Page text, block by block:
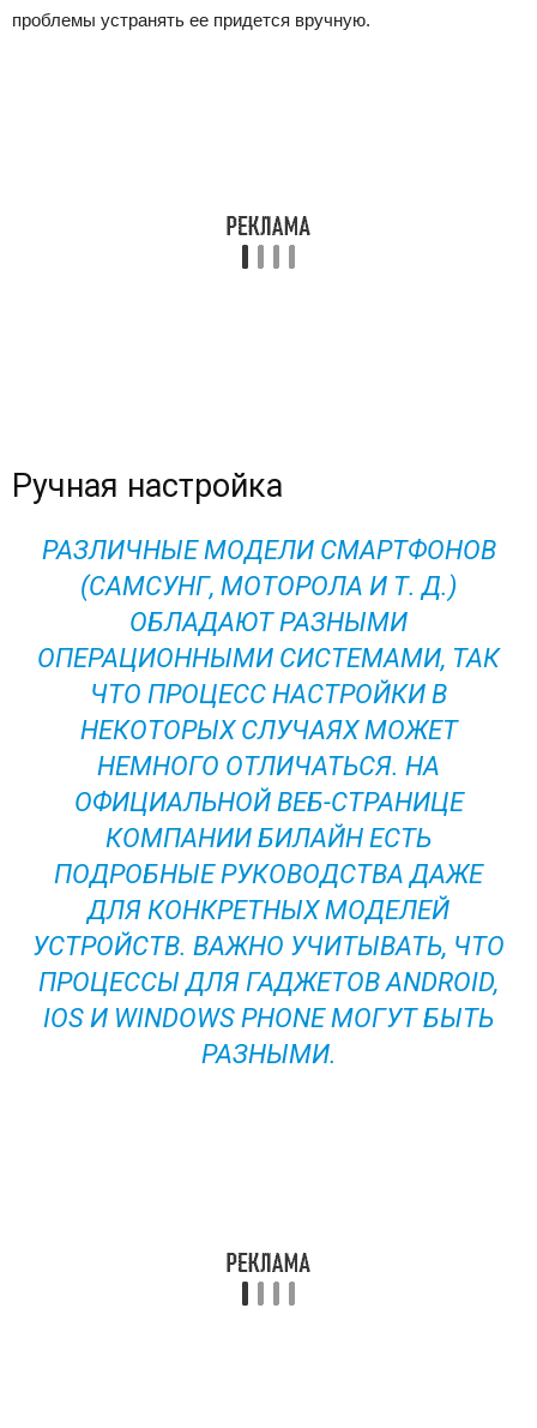
проблемы устранять ее придется вручную.
Ручная настройка
РАЗЛИЧНЫЕ МОДЕЛИ СМАРТФОНОВ
(САМСУНГ, МОТОРОЛА И Т. Д.)
ОБЛАДАЮТ РАЗНЫМИ
ОПЕРАЦИОННЫМИ СИСТЕМАМИ, ТАК
ЧТО ПРОЦЕСС НАСТРОЙКИ В
НЕКОТОРЫХ СЛУЧАЯХ МОЖЕТ
НЕМНОГО ОТЛИЧАТЬСЯ. НА
ОФИЦИАЛЬНОЙ ВЕБ-СТРАНИЦЕ
КОМПАНИИ БИЛАЙН ЕСТЬ
ПОДРОБНЫЕ РУКОВОДСТВА ДАЖЕ
ДЛЯ КОНКРЕТНЫХ МОДЕЛЕЙ
УСТРОЙСТВ. ВАЖНО УЧИТЫВАТЬ, ЧТО
ПРОЦЕССЫ ДЛЯ ГАДЖЕТОВ ANDROID,
IOS И WINDOWS PHONE МОГУТ БЫТЬ
РАЗНЫМИ.